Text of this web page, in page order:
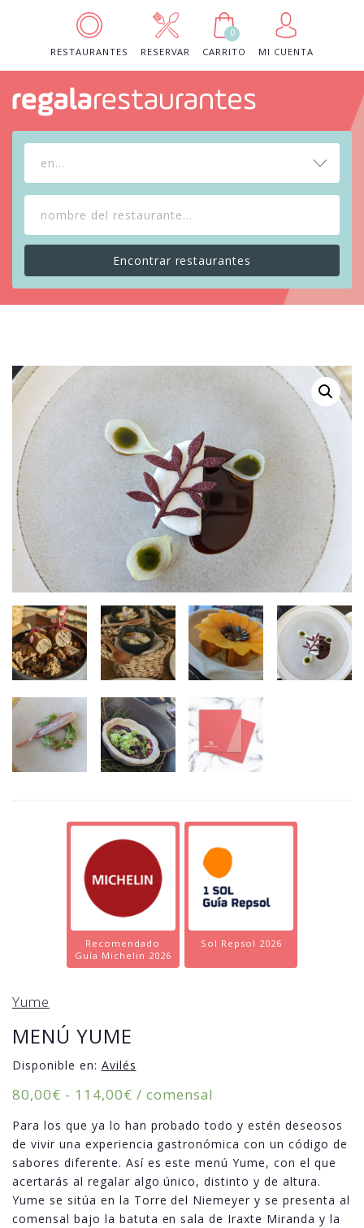
RESTAURANTES RESERVAR
0
CARRITO
MI CUENTA
en...
Recomendado
Guía Michelin 2026
Sol Repsol 2026
Yume
MENÚ YUME
Disponible en: Avilés
80,00€ - 114,00€Rango
precios:
desde
80,00€
hasta
114,00€
/ comensal
Para los que ya lo han probado todo y estén deseosos
de vivir una experiencia gastronómica con un código de
sabores diferente. Así es este menú Yume, con el que
acertarás al regalar algo único, distinto y de altura.
Yume se sitúa en la Torre del Niemeyer y se presenta al
comensal bajo la batuta en sala de Iraxte Miranda y la